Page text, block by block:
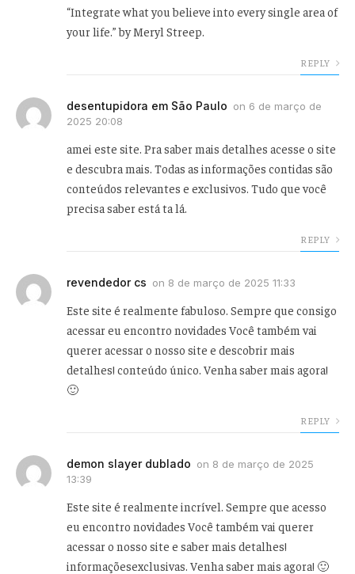
“Integrate what you believe into every single area of
your life.” by Meryl Streep.
REPLY
desentupidora em São Paulo on 6 de março de
2025 20:08
amei este site. Pra saber mais detalhes acesse o site
e descubra mais. Todas as informações contidas são
conteúdos relevantes e exclusivos. Tudo que você
precisa saber está ta lá.
REPLY
revendedor cs on 8 de março de 2025 11:33
Este site é realmente fabuloso. Sempre que consigo
acessar eu encontro novidades Você também vai
querer acessar o nosso site e descobrir mais
detalhes! conteúdo único. Venha saber mais agora!
🙂
REPLY
demon slayer dublado on 8 de março de 2025
13:39
Este site é realmente incrível. Sempre que acesso
eu encontro novidades Você também vai querer
acessar o nosso site e saber mais detalhes!
informaçõesexclusivas. Venha saber mais agora! 🙂